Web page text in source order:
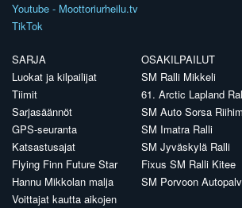
Youtube - Moottoriurheilu.tv
TikTok
SARJA
Luokat ja kilpailijat
Tiimit
Sarjasäännöt
GPS-seuranta
Katsastusajat
Flying Finn Future Star
Hannu Mikkolan malja
Voittajat kautta aikojen
OSAKILPAILUT
SM Ralli Mikkeli
61. Arctic Lapland
SM Auto Sorsa
SM Imatra Ralli
SM Jyväskylä Ralli
Fixus SM Ralli Kitee
SM Porvoon